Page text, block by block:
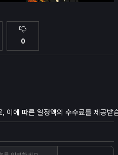
0
이에 따른 일정액의 수수료를 제공받